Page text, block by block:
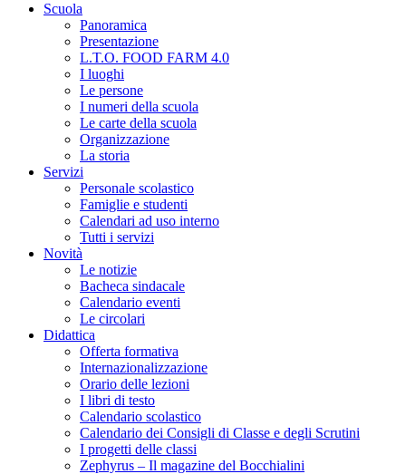
Scuola
Panoramica
Presentazione
L.T.O. FOOD FARM 4.0
I luoghi
Le persone
I numeri della scuola
Le carte della scuola
Organizzazione
La storia
Servizi
Personale scolastico
Famiglie e studenti
Calendari ad uso interno
Tutti i servizi
Novità
Le notizie
Bacheca sindacale
Calendario eventi
Le circolari
Didattica
Offerta formativa
Internazionalizzazione
Orario delle lezioni
I libri di testo
Calendario scolastico
Calendario dei Consigli di Classe e degli Scrutini
I progetti delle classi
Zephyrus – Il magazine del Bocchialini